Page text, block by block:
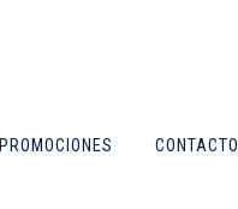
PROMOCIONES CONTACTO